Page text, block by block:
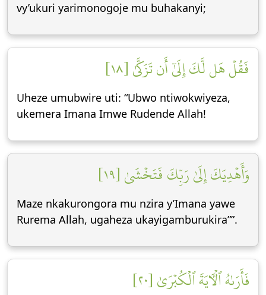
vy’ukuri yarimonogoje mu buhakanyi;
فَقُلۡ هَل لَّكَ إِلَىٰٓ أَن تَزَكَّىٰ [١٨]
Uheze umubwire uti: “Ubwo ntiwokwiyeza,
ukemera Imana Imwe Rudende Allah!
وَأَهۡدِيَكَ إِلَىٰ رَبِّكَ فَتَخۡشَىٰ [١٩]
Maze nkakurongora mu nzira y’Imana yawe
Rurema Allah, ugaheza ukayigamburukira””.
فَأَرَىٰهُ ٱلۡأٓيَةَ ٱلۡكُبۡرَىٰ [٢٠]